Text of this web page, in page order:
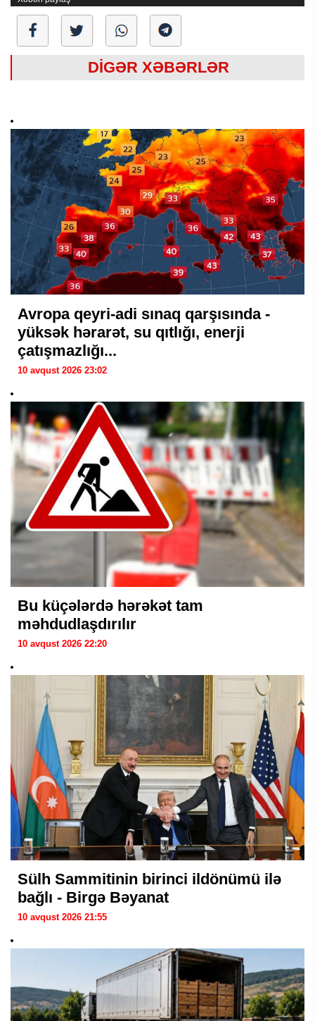
DİGƏR XƏBƏRLƏR
Avropa qeyri-adi sınaq qarşısında -
yüksək hərarət, su qıtlığı, enerji
çatışmazlığı...
10 avqust 2026 23:02
Bu küçələrdə hərəkət tam
məhdudlaşdırılır
10 avqust 2026 22:20
Sülh Sammitinin birinci ildönümü ilə
bağlı - Birgə Bəyanat
10 avqust 2026 21:55